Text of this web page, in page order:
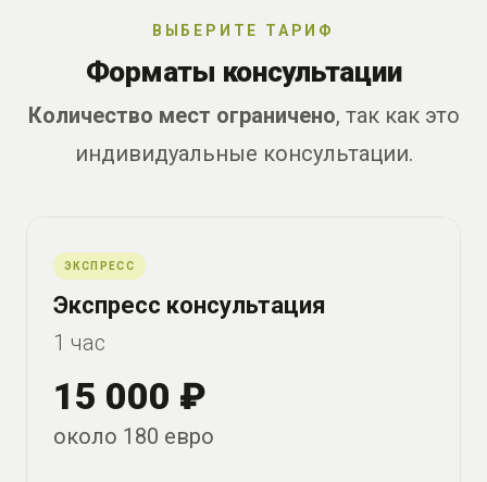
ВЫБЕРИТЕ ТАРИФ
Форматы консультации
Количество мест ограничено, так как это
индивидуальные консультации.
ЭКСПРЕСС
Экспресс консультация
1 час
15 000 ₽
около 180 евро